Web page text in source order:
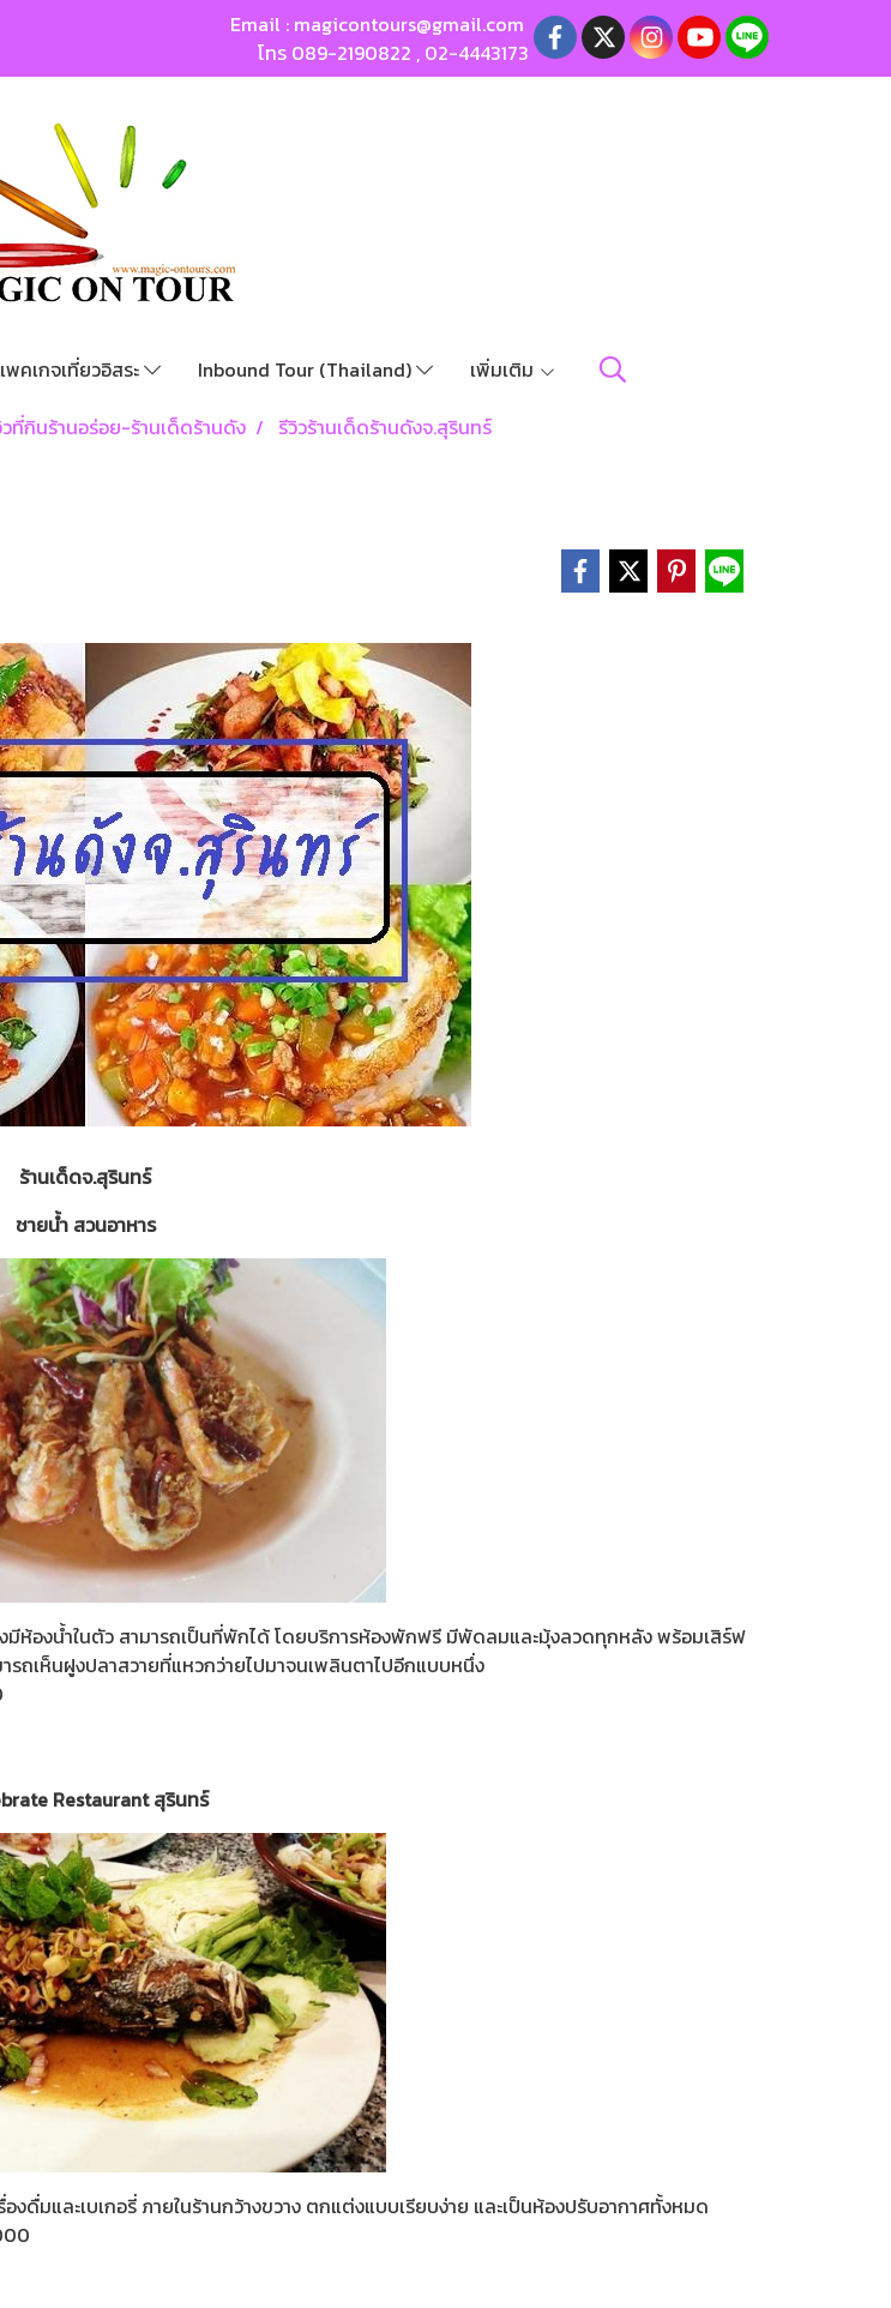
Email : magicontours@gmail.com
โทร 089-2190822 , 02-4443173
พคเกจเที่ยวอิสระ Inbound Tour (Thailand)
เพิ่มเติม
ที่กินร้านอร่อย-ร้านเด็ดร้านดัง รีวิวร้านเด็ดร้านดังจ.สุรินทร์
ร้านเด็ดจ.สุรินทร์
ชายน้ำ สวนอาหาร
ห้องน้ำในตัว สามารถเป็นที่พักได้ โดยบริการห้องพักฟรี มีพัดลมและมุ้งลวดทุกหลัง พร้อมเสิร์ฟ
รถเห็นฝูงปลาสวายที่แหวกว่ายไปมาจนเพลินตาไปอีกแบบหนึ่ง
Restaurant สุรินทร์
งดื่มและเบเกอรี่ ภายในร้านกว้างขวาง ตกแต่งแบบเรียบง่าย และเป็นห้องปรับอากาศทั้งหมด